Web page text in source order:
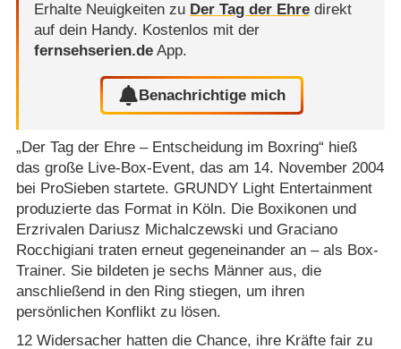
Erhalte Neuigkeiten zu Der Tag der Ehredirekt
auf dein Handy. Kostenlos mit der
fernsehserien.deApp.
Benachrichtige mich
„Der Tag der Ehre – Entscheidung im Boxring“ hieß
das große Live-Box-Event, das am 14. November 2004
bei ProSieben startete. GRUNDY Light Entertainment
produzierte das Format in Köln. Die Boxikonen und
Erzrivalen Dariusz Michalczewski und Graciano
Rocchigiani traten erneut gegeneinander an – als Box-
Trainer. Sie bildeten je sechs Männer aus, die
anschließend in den Ring stiegen, um ihren
persönlichen Konflikt zu lösen.
12 Widersacher hatten die Chance, ihre Kräfte fair zu